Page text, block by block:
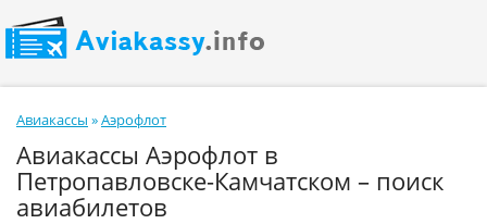
Авиакассы »Аэрофлот
Авиакассы Аэрофлот в
Петропавловске-Камчатском – поиск
авиабилетов